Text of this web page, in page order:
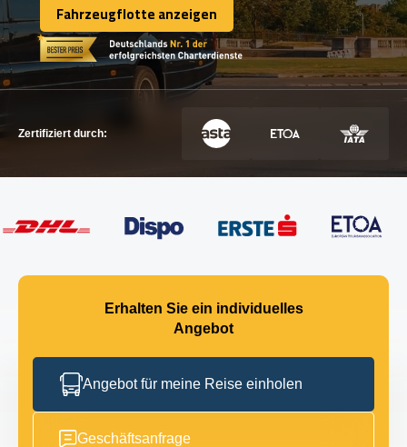
KONTAKTIEREN SIE UNS
KONTAKTIEREN SIE UNS
Fahrzeugflotte anzeigen
Fahrzeugflotte anzeigen
Zertifiziert durch:
Erhalten Sie ein individuelles
Angebot
Angebot für meine Reise einholen
Geschäftsanfrage